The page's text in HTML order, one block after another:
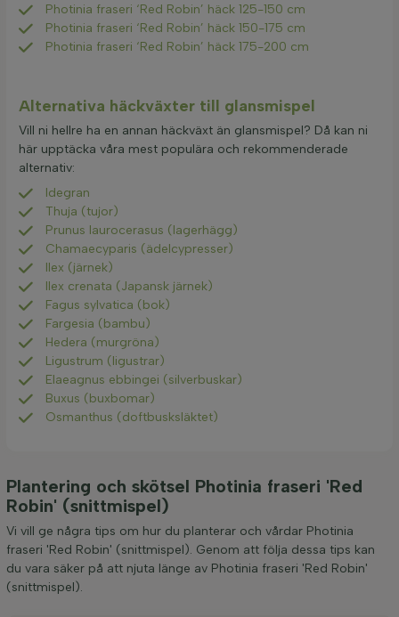
Photinia fraseri ‘Red Robin’ häck 125-150 cm
Photinia fraseri ‘Red Robin’ häck 150-175 cm
Photinia fraseri ‘Red Robin’ häck 175-200 cm
Alternativa häckväxter till glansmispel
Vill ni hellre ha en annan häckväxt än glansmispel? Då kan ni
här upptäcka våra mest populära och rekommenderade
alternativ:
Idegran
Thuja (tujor)
Prunus laurocerasus (lagerhägg)
Chamaecyparis (ädelcypresser)
Ilex (järnek)
Ilex crenata (Japansk järnek)
Fagus sylvatica (bok)
Fargesia (bambu)
Hedera (murgröna)
Ligustrum (ligustrar)
Elaeagnus ebbingei (silverbuskar)
Buxus (buxbomar)
Osmanthus (doftbusksläktet)
Plantering och skötsel Photinia fraseri 'Red
Robin' (snittmispel)
Vi vill ge några tips om hur du planterar och vårdar Photinia
fraseri 'Red Robin' (snittmispel). Genom att följa dessa tips kan
du vara säker på att njuta länge av Photinia fraseri 'Red Robin'
(snittmispel).